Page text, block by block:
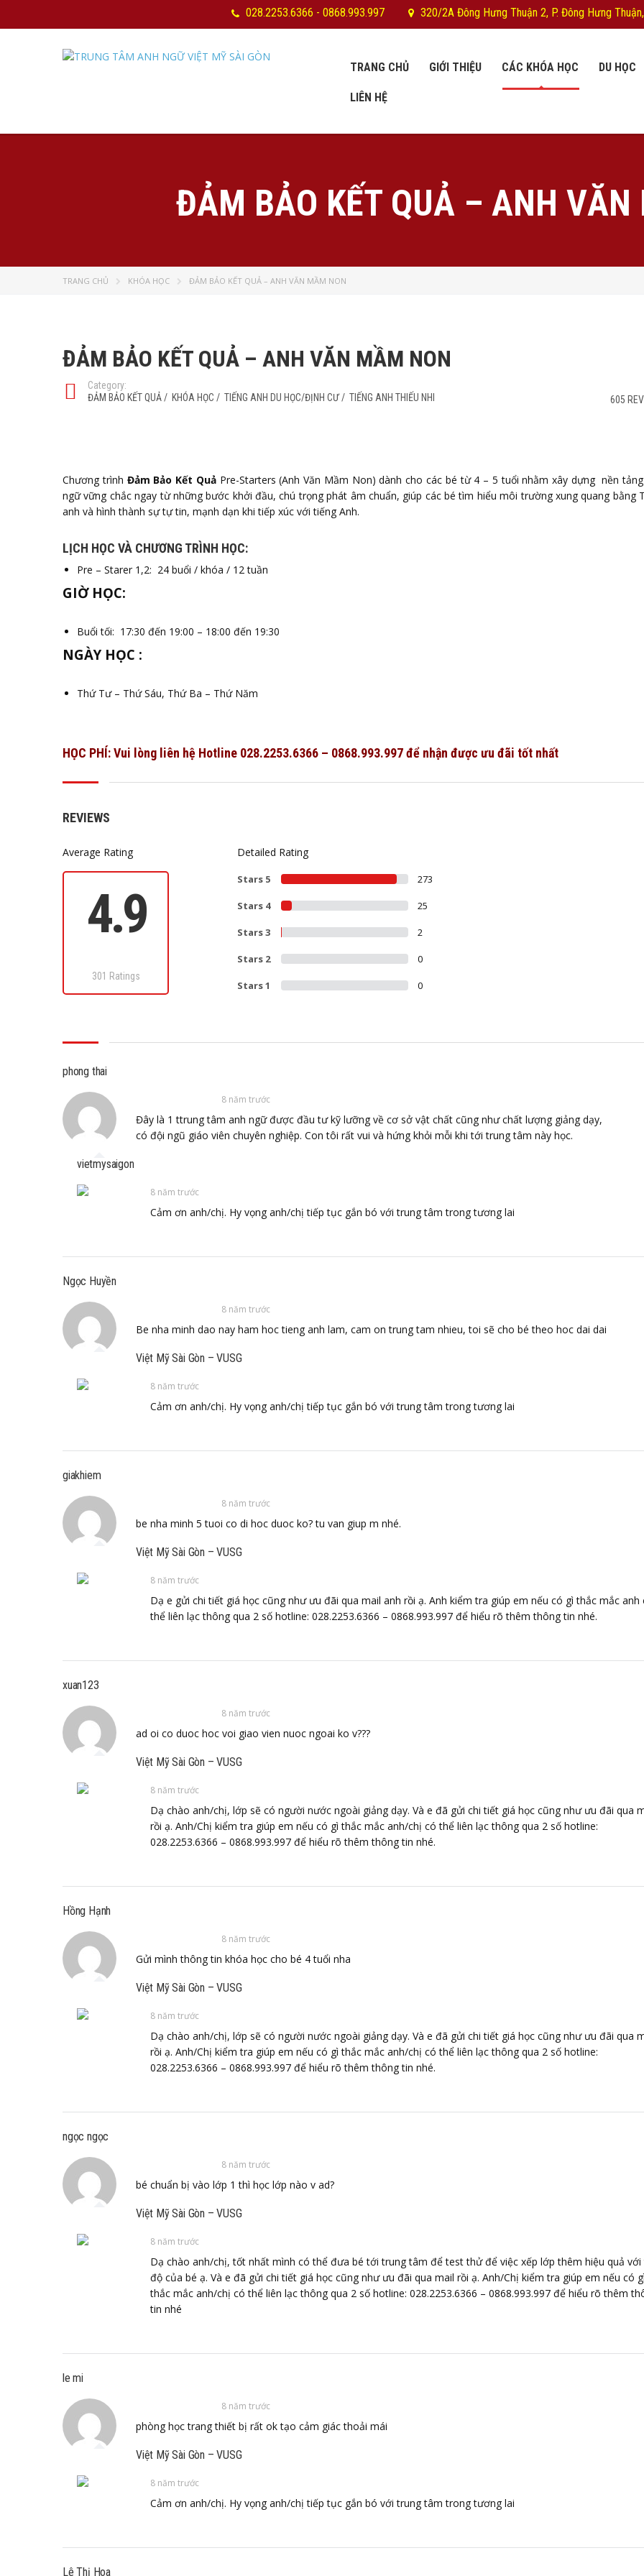
320/2A Đông Hưng Thuận 2, P. Đông Hưng
028.2253.6366 - 0868.993.997
TRANG CHỦ GIỚI THIỆU CÁC KHÓA HỌC DU HỌC
LIÊN HỆ
ĐẢM BẢO KẾT QUẢ – ANH VĂN
TRANG CHỦ KHÓA HỌC ĐẢM BẢO KẾT QUẢ – ANH VĂN MẦM NON
ĐẢM BẢO KẾT QUẢ – ANH VĂN MẦM NON
Category:
ĐẢM BẢO KẾT QUẢ/ KHÓA HỌC / TIẾNG ANH DU HỌC/ĐỊNH CƯ/ TIẾNG ANH THIẾU NHI 605
Chương trình Đảm Bảo Kết QuảPre-Starters (Anh Văn Mầm Non) dành cho các bé từ 4 – 5 tuổi nhằm xây dựng nền
ngữ vững chắc ngay từ những bước khởi đầu, chú trọng phát âm chuẩn, giúp các bé tìm hiểu môi trường xung quang bằng
anh và hình thành sự tự tin, mạnh dạn khi tiếp xúc với tiếng Anh.
LỊCH HỌC VÀ CHƯƠNG TRÌNH HỌC:
Pre – Starer 1,2: 24 buổi / khóa / 12 tuần
GIỜ HỌC:
Buổi tối: 17:30 đến 19:00 – 18:00 đến 19:30
NGÀY HỌC :
Thứ Tư – Thứ Sáu, Thứ Ba – Thứ Năm
HỌC PHÍ:Vui lòng liên hệ Hotline 028.2253.6366 – 0868.993.997 để nhận được ưu đãi tốt nhất
REVIEWS
Average Rating
4.9
301 Ratings
Detailed Rating
Stars 5 273
Stars 4 25
Stars 3 2
Stars 2 0
Stars 1 0
phong thai
8 năm trước
Đây là 1 ttrung tâm anh ngữ được đầu tư kỹ lưỡng về cơ sở vật chất cũng như chất lượng giảng dạy,
có đội ngũ giáo viên chuyên nghiệp. Con tôi rất vui và hứng khỏi mỗi khi tới trung tâm này học.
vietmysaigon
8 năm trước
Cảm ơn anh/chị. Hy vọng anh/chị tiếp tục gắn bó với trung tâm trong tương lai
Ngọc Huyền
8 năm trước
Be nha minh dao nay ham hoc tieng anh lam, cam on trung tam nhieu, toi sẽ cho bé theo hoc dai dai
Việt Mỹ Sài Gòn – VUSG
8 năm trước
Cảm ơn anh/chị. Hy vọng anh/chị tiếp tục gắn bó với trung tâm trong tương lai
giakhiem
8 năm trước
be nha minh 5 tuoi co di hoc duoc ko? tu van giup m nhé.
Việt Mỹ Sài Gòn – VUSG
8 năm trước
Dạ e gửi chi tiết giá học cũng như ưu đãi qua mail anh rồi ạ. Anh kiểm tra giúp em nếu có gì thắc mắc anh
thể liên lạc thông qua 2 số hotline: 028.2253.6366 – 0868.993.997 để hiểu rõ thêm thông tin nhé.
xuan123
8 năm trước
ad oi co duoc hoc voi giao vien nuoc ngoai ko v???
Việt Mỹ Sài Gòn – VUSG
8 năm trước
Dạ chào anh/chị, lớp sẽ có người nước ngoài giảng dạy. Và e đã gửi chi tiết giá học cũng như ưu đãi qua
rồi ạ. Anh/Chị kiểm tra giúp em nếu có gì thắc mắc anh/chị có thể liên lạc thông qua 2 số hotline:
028.2253.6366 – 0868.993.997 để hiểu rõ thêm thông tin nhé.
Hồng Hạnh
8 năm trước
Gửi mình thông tin khóa học cho bé 4 tuổi nha
Việt Mỹ Sài Gòn – VUSG
8 năm trước
Dạ chào anh/chị, lớp sẽ có người nước ngoài giảng dạy. Và e đã gửi chi tiết giá học cũng như ưu đãi qua
rồi ạ. Anh/Chị kiểm tra giúp em nếu có gì thắc mắc anh/chị có thể liên lạc thông qua 2 số hotline:
028.2253.6366 – 0868.993.997 để hiểu rõ thêm thông tin nhé.
ngọc ngọc
8 năm trước
bé chuẩn bị vào lớp 1 thì học lớp nào v ad?
Việt Mỹ Sài Gòn – VUSG
8 năm trước
Dạ chào anh/chị, tốt nhất mình có thể đưa bé tới trung tâm để test thử để việc xếp lớp thêm hiệu quả với
độ của bé ạ. Và e đã gửi chi tiết giá học cũng như ưu đãi qua mail rồi ạ. Anh/Chị kiểm tra giúp em nếu có
thắc mắc anh/chị có thể liên lạc thông qua 2 số hotline: 028.2253.6366 – 0868.993.997 để hiểu rõ thêm
tin nhé
le mi
8 năm trước
phòng học trang thiết bị rất ok tạo cảm giác thoải mái
Việt Mỹ Sài Gòn – VUSG
8 năm trước
Cảm ơn anh/chị. Hy vọng anh/chị tiếp tục gắn bó với trung tâm trong tương lai
Lê Thị Hoa